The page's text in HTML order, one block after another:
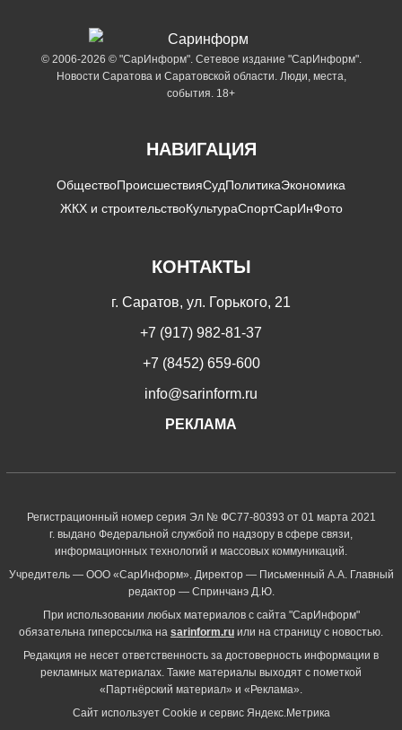
© 2006-2026 © "СарИнформ". Сетевое издание "СарИнформ".
Новости Саратова и Саратовской области. Люди, места,
события. 18+
НАВИГАЦИЯ
ОбществоПроисшествияСудПолитикаЭкономика
ЖКХ и строительствоКультураСпортСарИнФото
КОНТАКТЫ
г. Саратов, ул. Горького, 21
+7 (917) 982-81-37
+7 (8452) 659-600
info@sarinform.ru
РЕКЛАМА
Регистрационный номер серия Эл № ФС77-80393 от 01 марта 2021
г. выдано Федеральной службой по надзору в сфере связи,
информационных технологий и массовых коммуникаций.
Учредитель — ООО «СарИнформ». Директор — Письменный А.А. Главный
редактор — Спринчанэ Д.Ю.
При использовании любых материалов с сайта "СарИнформ"
обязательна гиперссылка на sarinform.ru или на страницу с новостью.
Редакция не несет ответственность за достоверность информации в
рекламных материалах. Такие материалы выходят с пометкой
«Партнёрский материал» и «Реклама».
Сайт использует Cookie и сервиc Яндекс.Метрика